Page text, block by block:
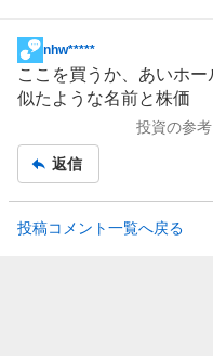
掲
示
板
nhw*****
ここを買うか、あいホ
似たような名前と株価
投資の参
返信
投稿コメント一覧へ戻る